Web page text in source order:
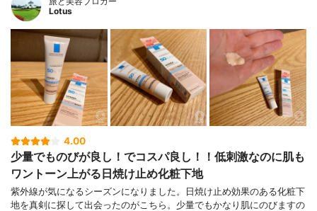
Lotus
4.00
少量でものびが良し！でコスパ良し！！低刺激なのに肌も
ワントーン上がる日焼け止め化粧下地
紫外線が気になるシーズンになりました。日焼け止め効果のある化粧下
地を真剣に探して出会ったのがこちら。少量でもかなり肌にのびますの